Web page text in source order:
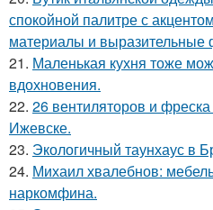
спокойной палитре с
материалы и выразительные
21. Маленькая кухня тоже
вдохновения.
22. 26 вентиляторов и
Ижевске.
23. Экологичный таунхаус в
24. Михаил хвалебнов:
наркомфина.